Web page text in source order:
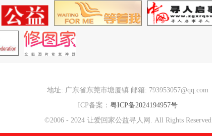
地址: 广东省东莞市塘厦镇 邮箱: 793953057@qq.com
ICP备案： 粤ICP备2024194957号
©2006 - 2024 让爱回家公益寻人网. All Rights Reserved